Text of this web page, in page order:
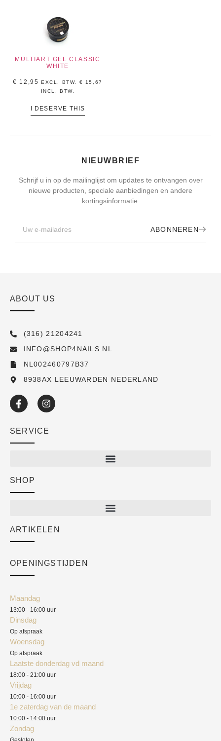
MULTIART GEL CLASSIC
WHITE
€ 12,95 EXCL. BTW. €
15,67
INCL, BTW.
I DESERVE THIS
NIEUWBRIEF
Schrijf u in op de mailinglijst om updates te ontvangen over
nieuwe producten, speciale aanbiedingen en andere
kortingsinformatie.
ABONNEREN
ABOUT US
(316) 21204241
INFO@SHOP4NAILS.NL
NL002460797B37
8938AX LEEUWARDEN NEDERLAND
SERVICE
Academy
SHOP
ARTIKELEN
OPENINGSTIJDEN
Maandag
13:00 - 16:00 uur
Dinsdag
Op afspraak
Woensdag
Op afspraak
Laatste donderdag vd maand
18:00 - 21:00 uur
Vrijdag
10:00 - 16:00 uur
1e zaterdag van de maand
10:00 - 14:00 uur
Zondag